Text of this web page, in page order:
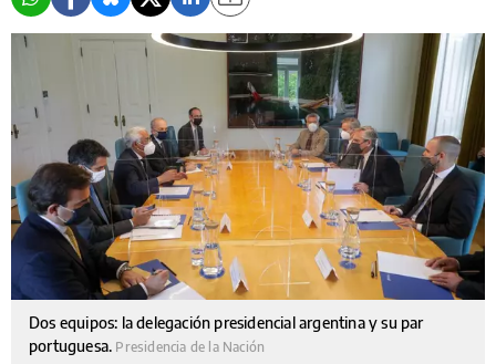
Dos equipos: la delegación presidencial argentina y su par
portuguesa. Presidencia de la Nación